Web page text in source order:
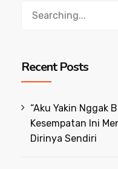
Recent Posts
“Aku Yakin Nggak
Kesempatan Ini
Dirinya Sendiri